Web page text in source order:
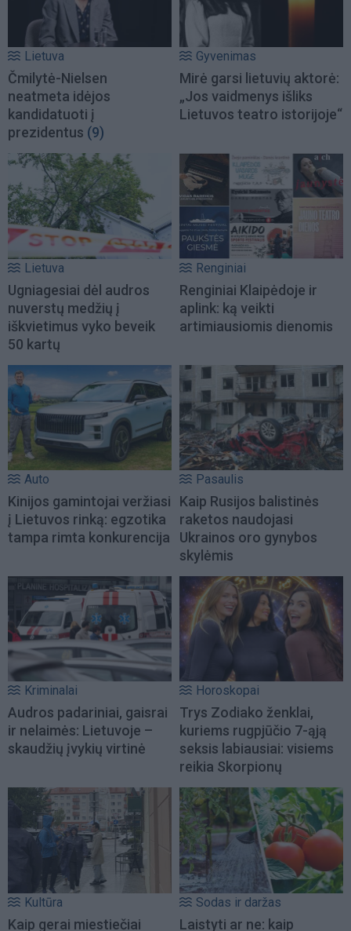
Lietuva
Čmilytė-Nielsen
neatmeta idėjos
kandidatuoti į
prezidentus (9)
Gyvenimas
Mirė garsi lietuvių aktorė:
„Jos vaidmenys išliks
Lietuvos teatro istorijoje“
Lietuva
Ugniagesiai dėl audros
nuverstų medžių į
iškvietimus vyko beveik
50 kartų
Renginiai
Renginiai Klaipėdoje ir
aplink: ką veikti
artimiausiomis dienomis
Auto
Kinijos gamintojai veržiasi
į Lietuvos rinką: egzotika
tampa rimta konkurencija
Pasaulis
Kaip Rusijos balistinės
raketos naudojasi
Ukrainos oro gynybos
skylėmis
Kriminalai
Audros padariniai, gaisrai
ir nelaimės: Lietuvoje –
skaudžių įvykių virtinė
Horoskopai
Trys Zodiako ženklai,
kuriems rugpjūčio 7-ąją
seksis labiausiai: visiems
reikia Skorpionų
Kultūra
Kaip gerai miestiečiai
Sodas ir daržas
Laistyti ar ne: kaip